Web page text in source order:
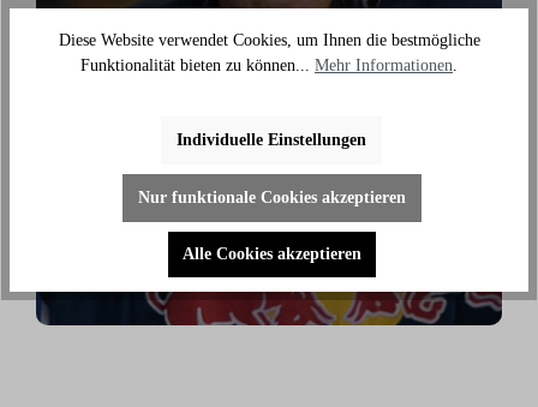
Danny aus den Birken
Meister)
außerhalb des Eises an meiner Fitness zu arbeiten."
Diese Website verwendet Cookies, um Ihnen die bestmögliche
Funktionalität bieten zu können... Mehr Informationen.
Individuelle Einstellungen
Nur funktionale Cookies akzeptieren
Alle Cookies akzeptieren